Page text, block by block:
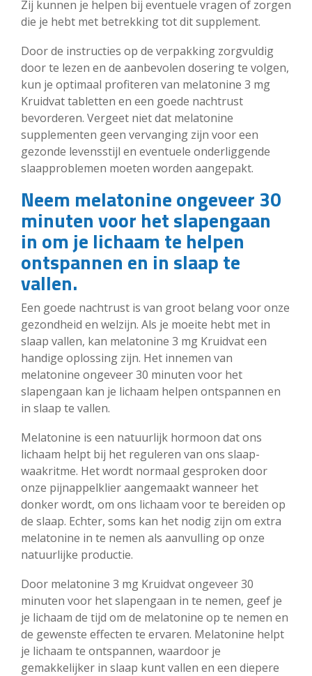
Zij kunnen je helpen bij eventuele vragen of zorgen
die je hebt met betrekking tot dit supplement.
Door de instructies op de verpakking zorgvuldig
door te lezen en de aanbevolen dosering te volgen,
kun je optimaal profiteren van melatonine 3 mg
Kruidvat tabletten en een goede nachtrust
bevorderen. Vergeet niet dat melatonine
supplementen geen vervanging zijn voor een
gezonde levensstijl en eventuele onderliggende
slaapproblemen moeten worden aangepakt.
Neem melatonine ongeveer 30
minuten voor het slapengaan
in om je lichaam te helpen
ontspannen en in slaap te
vallen.
Een goede nachtrust is van groot belang voor onze
gezondheid en welzijn. Als je moeite hebt met in
slaap vallen, kan melatonine 3 mg Kruidvat een
handige oplossing zijn. Het innemen van
melatonine ongeveer 30 minuten voor het
slapengaan kan je lichaam helpen ontspannen en
in slaap te vallen.
Melatonine is een natuurlijk hormoon dat ons
lichaam helpt bij het reguleren van ons slaap-
waakritme. Het wordt normaal gesproken door
onze pijnappelklier aangemaakt wanneer het
donker wordt, om ons lichaam voor te bereiden op
de slaap. Echter, soms kan het nodig zijn om extra
melatonine in te nemen als aanvulling op onze
natuurlijke productie.
Door melatonine 3 mg Kruidvat ongeveer 30
minuten voor het slapengaan in te nemen, geef je
je lichaam de tijd om de melatonine op te nemen en
de gewenste effecten te ervaren. Melatonine helpt
je lichaam te ontspannen, waardoor je
gemakkelijker in slaap kunt vallen en een diepere